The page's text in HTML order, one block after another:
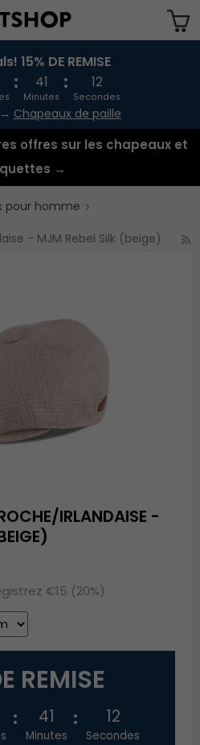
tillagd i varukorgen
15% DE REMISE
41
Minutes
12
Secondes
→ Chapeaux de paille
offres sur les chapeaux et
→
pour homme
- MJM Rebel Silk (beige)
IRLANDAISE -
€15 (20%)
REMISE
41
Minutes
12
Secondes